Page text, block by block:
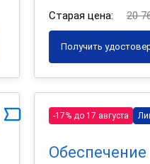
Старая цена:
20
Получить
-17% до 17 августа
Обеспечение